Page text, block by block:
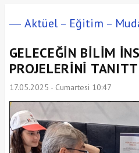
Aktüel Eğitim
GELECEĞİN BİLİM
PROJELERİNİ
17.05.2025 - Cumartesi 10:47